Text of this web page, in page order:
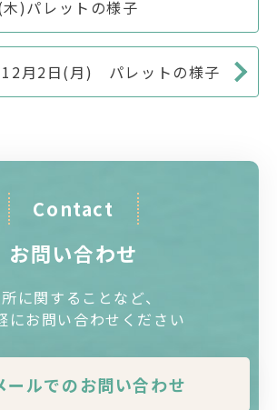
)パレットの様子
12月2日(月) パレットの様子
Contact
お問い合わせ
に関することなど、
にお問い合わせください
ールでのお問い合わせ